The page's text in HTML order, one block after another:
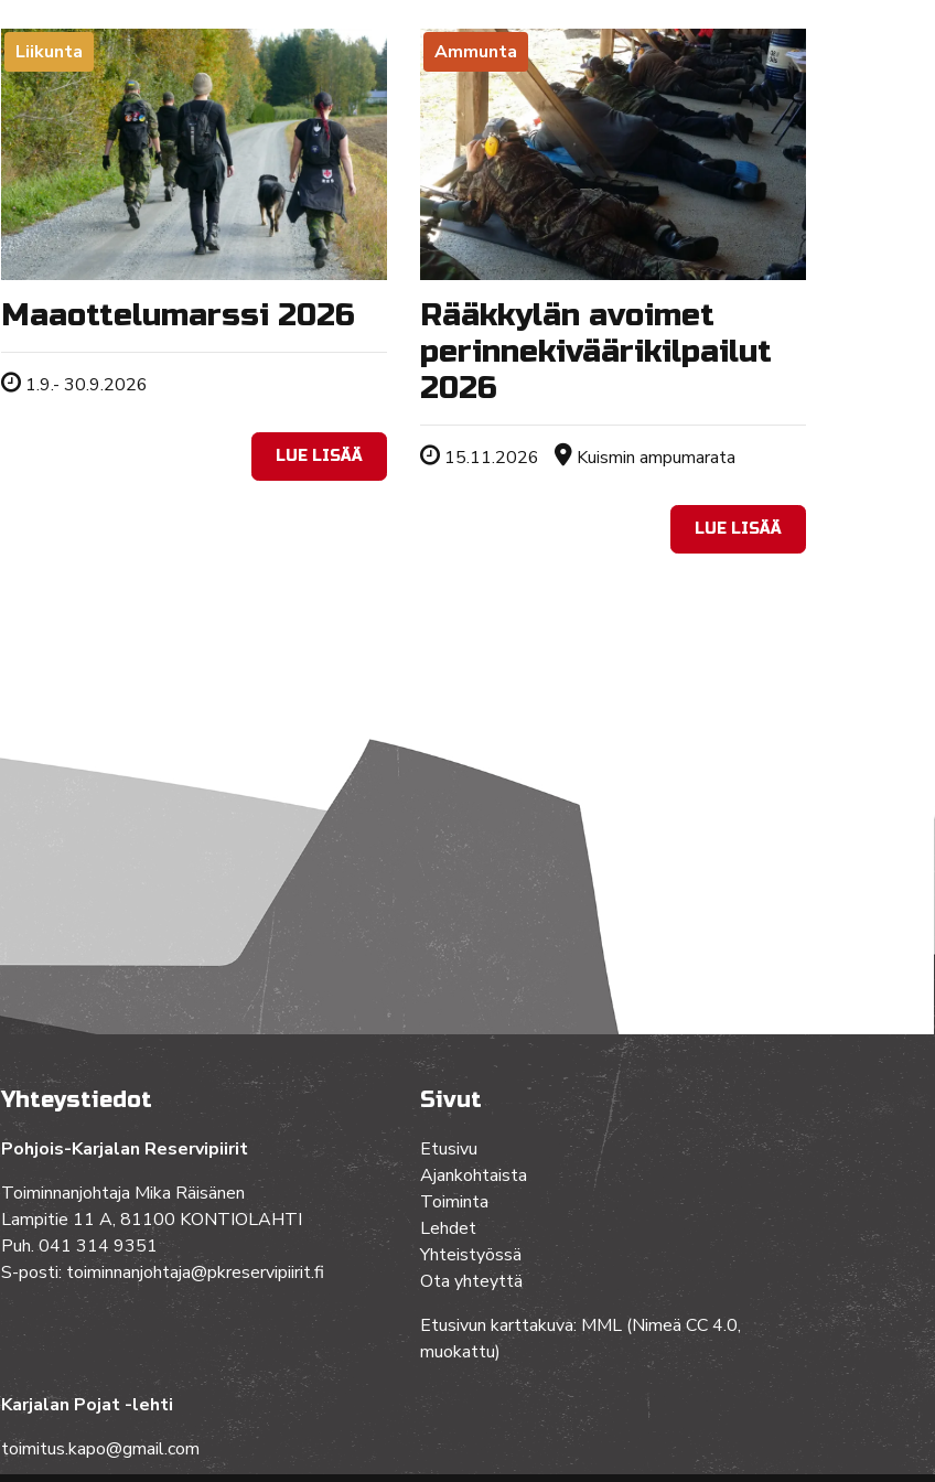
Liikunta
Maaottelumarssi 2026
Tapahtuman ajankohta
1.9.- 30.9.2026
LUE LISÄÄ
Ammunta
Rääkkylän avoimet
perinnekiväärikilpailut
2026
Tapahtuman ajankohta
15.11.2026 Sijainti
Kuismin ampumarata
LUE LISÄÄ
Yhteystiedot
Pohjois-Karjalan Reservipiirit
Toiminnanjohtaja Mika Räisänen
Lampitie 11 A, 81100 KONTIOLAHTI
Puh. 041 314 9351
S-posti: toiminnanjohtaja@pkreservipiirit.fi
Karjalan Pojat -lehti
toimitus.kapo@gmail.com
Sivut
Etusivu
Ajankohtaista
Toiminta
Lehdet
Yhteistyössä
Ota yhteyttä
Etusivun karttakuva: MML (Nimeä CC 4.0,
muokattu)